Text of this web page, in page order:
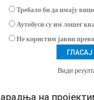
Требало би да имају
Аутобуси су им лошег
Не користим јавни
Види
на